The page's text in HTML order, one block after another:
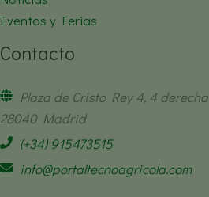
Eventos y Ferias
Contacto
Plaza de Cristo Rey 4, 4 derecha
28040 Madrid
(+34) 915473515
info@portaltecnoagricola.com